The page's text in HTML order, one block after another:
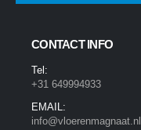
CONTACT INFO
Tel:
+31 649994933
EMAIL:
info@vloerenmagnaat.nl